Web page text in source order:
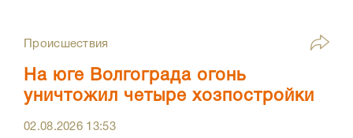
Происшествия
На юге Волгограда огонь
уничтожил четыре хозпостройки
02.08.2026 13:53